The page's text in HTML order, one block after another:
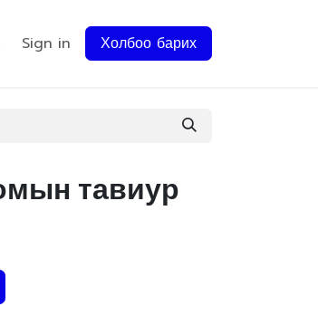
Sign in Холбоо барих
тавиур